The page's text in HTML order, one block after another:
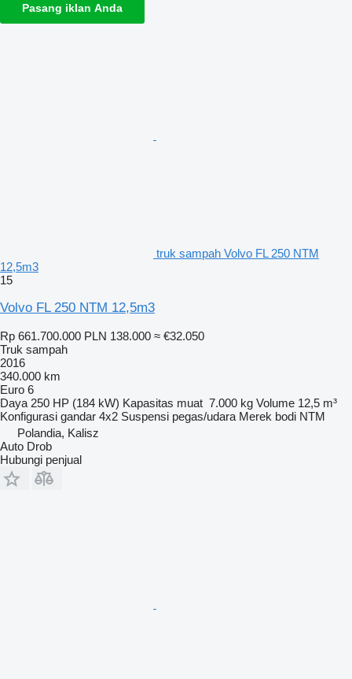
Pasang iklan Anda
truk sampah Volvo FL 250 NTM
12,5m3
15
Volvo FL 250 NTM 12,5m3
Rp 661.700.000 PLN 138.000 ≈ €32.050
Truk sampah
2016
340.000 km
Euro 6
Daya 250 HP (184 kW) Kapasitas muat 7.000 kg Volume 12,5 m³
Konfigurasi gandar 4x2 Suspensi pegas/udara Merek bodi NTM
Polandia, Kalisz
Auto Drob
Hubungi penjual